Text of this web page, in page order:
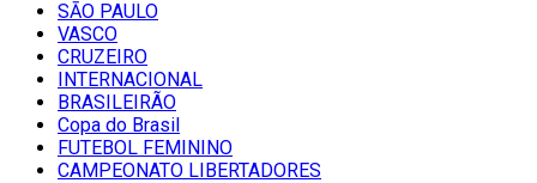
SĀO PAULO
VASCO
CRUZEIRO
INTERNACIONAL
BRASILEIRÃO
Copa do Brasil
FUTEBOL FEMININO
CAMPEONATO LIBERTADORES